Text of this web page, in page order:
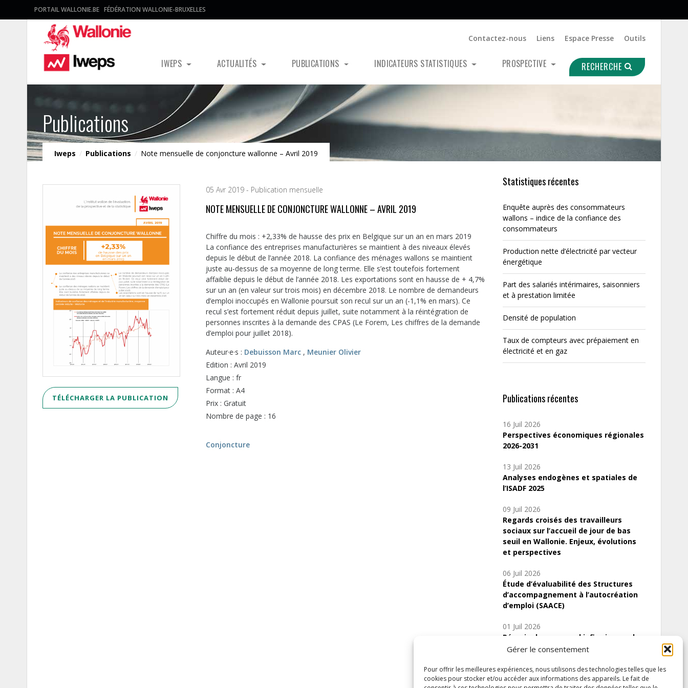
Gérer le consentement
Pour offrir les meilleures expériences, nous utilisons des technologies telles que les
cookies pour stocker et/ou accéder aux informations des appareils. Le fait de
PORTAIL WALLONIE.BE FÉDÉRATION WALLONIE-BRUXELLES
Contactez-nous Liens Espace Presse Outils
IWEPS ACTUALITÉS PUBLICATIONS INDICATEURS STATISTIQUES PROSPECTIVE RECHERCHE
Publications
Iweps / Publications / Note mensuelle de conjoncture wallonne – Avril 2019
TÉLÉCHARGER LA PUBLICATION
05 Avr 2019 - Publication mensuelle
NOTE MENSUELLE DE CONJONCTURE WALLONNE – AVRIL 2019
Chiffre du mois : +2,33% de hausse des prix en Belgique sur un an en mars 2019
La confiance des entreprises manufacturières se maintient à des niveaux élevés
depuis le début de l’année 2018. La confiance des ménages wallons se maintient
juste au-dessus de sa moyenne de long terme. Elle s’est toutefois fortement
affaiblie depuis le début de l’année 2018. Les exportations sont en hausse de + 4,7%
sur un an (en valeur sur trois mois) en décembre 2018. Le nombre de demandeurs
d’emploi inoccupés en Wallonie poursuit son recul sur un an (-1,1% en mars). Ce
recul s’est fortement réduit depuis juillet, suite notamment à la réintégration de
personnes inscrites à la demande des CPAS (Le Forem, Les chiffres de la demande
d’emploi pour juillet 2018).
Auteur·e·s : Debuisson Marc , Meunier Olivier
Edition : Avril 2019
Langue : fr
Format : A4
Prix : Gratuit
Nombre de page : 16
Conjoncture
Statistiques récentes
Enquête auprès des consommateurs
wallons – indice de la confiance des
consommateurs
Production nette d’électricité par vecteur
énergétique
Part des salariés intérimaires, saisonniers
et à prestation limitée
Densité de population
Taux de compteurs avec prépaiement en
électricité et en gaz
Publications récentes
16 Juil 2026
Perspectives économiques régionales
2026-2031
13 Juil 2026
Analyses endogènes et spatiales de
l’ISADF 2025
09 Juil 2026
Regards croisés des travailleurs
sociaux sur l’accueil de jour de bas
seuil en Wallonie. Enjeux, évolutions
et perspectives
06 Juil 2026
Étude d’évaluabilité des Structures
d’accompagnement à l’autocréation
d’emploi (SAACE)
01 Juil 2026
Pénurie du personnel infirmier :quels
indicateurs d’offre de soins pour